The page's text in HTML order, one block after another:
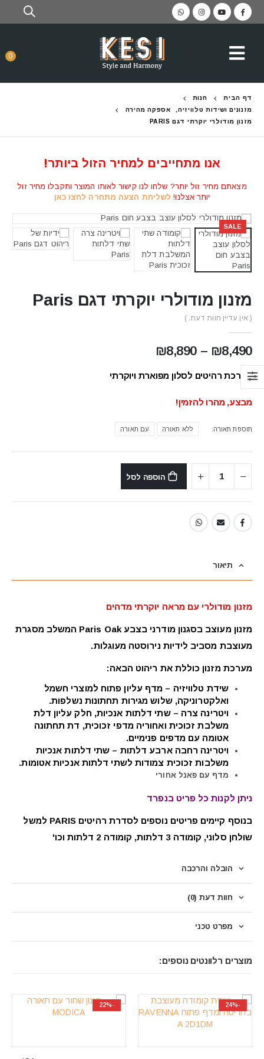
0
דף הבית
חנות
מזנונים ושידות טלוויזיה,
אספקה מהירה
מזנון מודולרי יוקרתי דגם PARIS
אנו מתחייבים למחיר הזול ביותר!
מצאתם מחיר זול יותר? שלחו לנו קישור לאותו המוצר ותקבלו מחיר זול
יותר אצלנו! לשליחת הצעה מתחרה לחצו כאן
SALE
מזנון מודולרי יוקרתי דגם Paris
( אין עדיין חוות דעת. )
₪8,490
–
₪8,890
⁦₪8,490⁩
מערכת רהיטים לסלון מפוארת ויוקרתי
מבצע, מהרו להזמין!
תוספת תאורה ללא תאורה עם תאורה
הוספה לסל
תיאור
מזנון מודולרי עם מראה יוקרתי מדהים
מזנון מעוצב בסגנון מודרני בצבע Paris Oak המשלב מסגרת
מעוצבת מסביב לידיות נירוסטה מעוגלות.
מערכת מזנון כוללת את ריהוט הבאה:
שידת טלוויזיה – מדף עליון פתוח למוצרי חשמל
ואלקטרוניקה, שלוש מגירות תחתונות נשלפות.
ויטרינה צרה – שתי דלתות אנכיות, חלק עליון דלת
משלבת זכוכית ואחוריה מדפי זכוכית, דת תחתונה
אטומה עם מדפים פנימיים.
ויטרינה רחבה ארבע דלתות – שתי דלתות אנכיות
משלבות זכוכית צמודות לשתי דלתות אנכיות אטומות.
מדף עם פאנל אחורי
ניתן לקנות כל פריט בנפרד
בנוסף קיימים פריטים נוספים לסדרת רהיטים PARIS למשל
שולחן סלוני, קומודה 3 דלתות, קומודה 2 דלתות וכו'
הובלה והרכבה
חוות דעת (0)
מפרט טכני
מוצרים רלוונטים נוספים:
-22%
-30%